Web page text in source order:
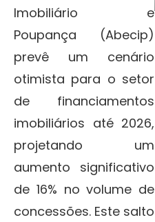
Imobiliário e
Poupança (Abecip)
prevê um cenário
otimista para o setor
de financiamentos
imobiliários até 2026,
projetando um
aumento significativo
de 16% no volume de
concessões. Este salto